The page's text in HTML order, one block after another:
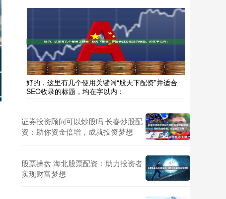
好的，这里有几个使用关键词“股天下配资”并适合
SEO收录的标题，均在字以内：
证券投资顾问可以炒股吗 长春炒股配
资：助你资金倍增，成就投资梦想
股票操盘 海北股票配资：助力投资者
实现财富梦想